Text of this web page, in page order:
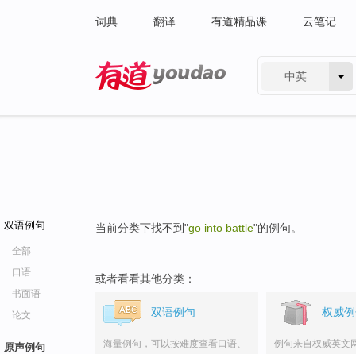
词典 翻译 有道精品课 云笔记
中英
双语例句
全部
口语
书面语
论文
原声例句
当前分类下找不到"go into battle"的例句。
或者看看其他分类：
双语例句
海量例句，可以按难度查看口语、
权威
例句来自权威英文